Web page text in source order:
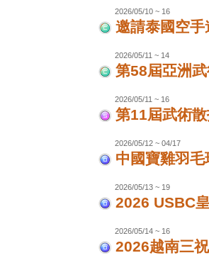
2026/05/10 ~ 16
邀請泰國空
2026/05/11 ~ 14
第58屆亞洲
2026/05/11 ~ 16
第11屆武術
2026/05/12 ~ 04/17
中國寶雞羽
2026/05/13 ~ 19
2026 USBC
2026/05/14 ~ 16
2026越南三